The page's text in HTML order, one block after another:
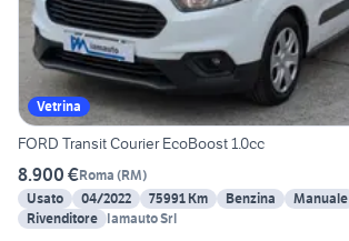
Vetrina
FORD Transit Courier EcoBoost 1.0cc
8.900 €Roma (RM)
Usato
04/2022 75991 Km Benzina Manuale
Rivenditore Iamauto Srl